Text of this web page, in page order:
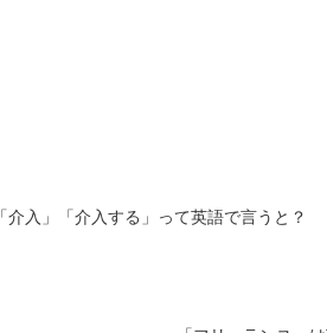
「介入」「介入する」って英語で言うと？